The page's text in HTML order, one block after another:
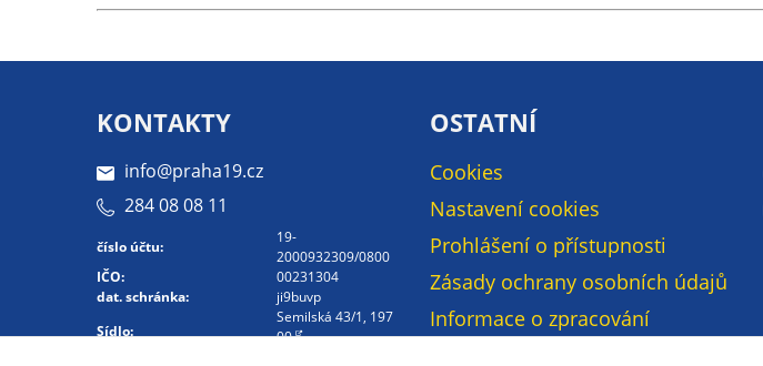
KONTAKTY
info@praha19.cz
284 08 08 11
číslo účtu:
19-
2000932309/0800
IČO:
00231304
dat. schránka:
ji9buvp
Sídlo:
Semilská 43/1, 197
00
OSTATNÍ
Cookies
Nastavení cookies
Prohlášení o přístupnosti
Zásady ochrany osobních údajů
Informace o zpracování
osobních údajů - GDPR